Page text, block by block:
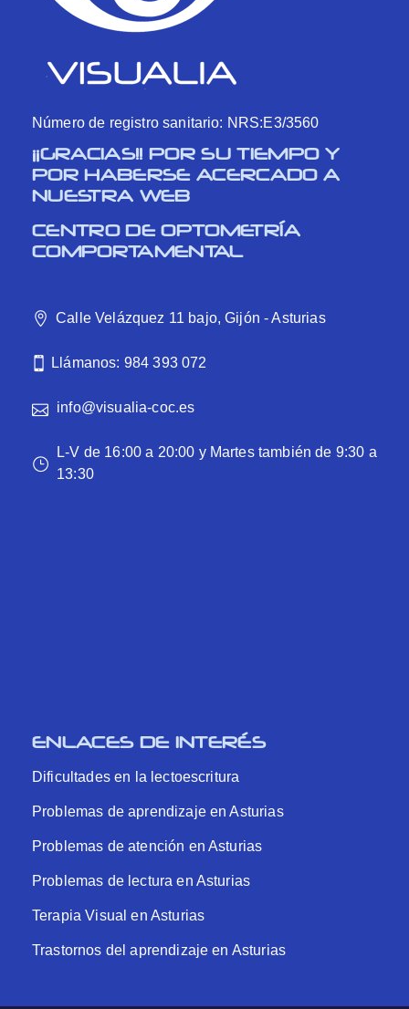
Número de registro sanitario: NRS:E3/3560
¡¡GRACIAS!! POR SU TIEMPO Y
POR HABERSE ACERCADO A
NUESTRA WEB
CENTRO DE OPTOMETRÍA
COMPORTAMENTAL
Calle Velázquez 11 bajo, Gijón - Asturias
Llámanos: 984 393 072
info@visualia-coc.es
L-V de 16:00 a 20:00 y Martes también de 9:30 a
13:30
ENLACES DE INTERÉS
Dificultades en la lectoescritura
Problemas de aprendizaje en Asturias
Problemas de atención en Asturias
Problemas de lectura en Asturias
Terapia Visual en Asturias
Trastornos del aprendizaje en Asturias